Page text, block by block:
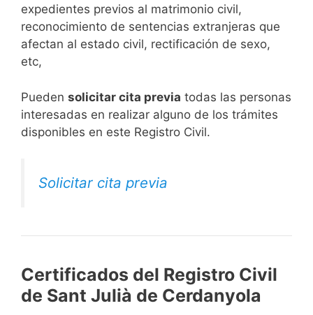
expedientes previos al matrimonio civil,
reconocimiento de sentencias extranjeras que
afectan al estado civil, rectificación de sexo,
etc,
​Pueden solicitar cita previa todas las personas
interesadas en realizar alguno de los trámites
disponibles en este Registro Civil.​
Solicitar cita previa
Certificados del Registro Civil
de Sant Julià de Cerdanyola